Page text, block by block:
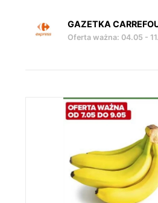
GAZETKA
Oferta ważna: 04.05 -